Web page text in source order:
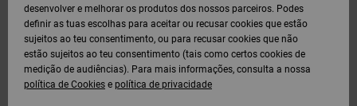
desenvolver e melhorar os produtos dos nossos parceiros. Podes
definir as tuas escolhas para aceitar ou recusar cookies que estão
sujeitos ao teu consentimento, ou para recusar cookies que não
estão sujeitos ao teu consentimento (tais como certos cookies de
medição de audiências). Para mais informações, consulta a nossa
política de Cookies e política de privacidade